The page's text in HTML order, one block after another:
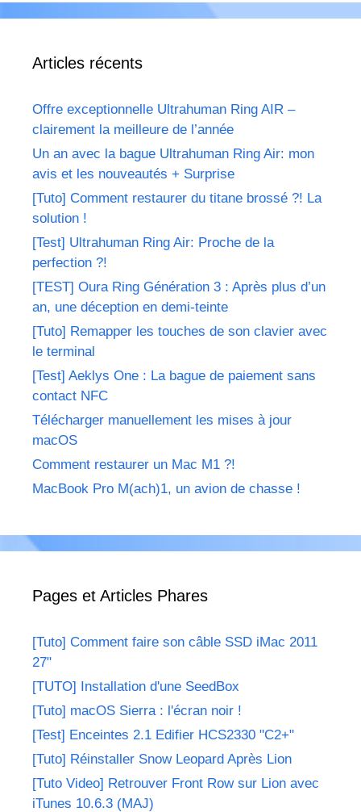
Articles récents
Offre exceptionnelle Ultrahuman Ring AIR –
clairement la meilleure de l’année
Un an avec la bague Ultrahuman Ring Air: mon
avis et les nouveautés + Surprise
[Tuto] Comment restaurer du titane brossé ?! La
solution !
[Test] Ultrahuman Ring Air: Proche de la
perfection ?!
[TEST] Oura Ring Génération 3 : Après plus d’un
an, une déception en demi-teinte
[Tuto] Remapper les touches de son clavier avec
le terminal
[Test] Aeklys One : La bague de paiement sans
contact NFC
Télécharger manuellement les mises à jour
macOS
Comment restaurer un Mac M1 ?!
MacBook Pro M(ach)1, un avion de chasse !
Pages et Articles Phares
[Tuto] Comment faire son câble SSD iMac 2011
27"
[TUTO] Installation d'une SeedBox
[Tuto] macOS Sierra : l'écran noir !
[Test] Enceintes 2.1 Edifier HCS2330 "C2+"
[Tuto] Réinstaller Snow Leopard Après Lion
[Tuto Video] Retrouver Front Row sur Lion avec
iTunes 10.6.3 (MAJ)